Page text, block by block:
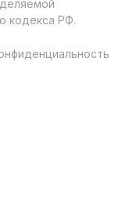
кодекса РФ.